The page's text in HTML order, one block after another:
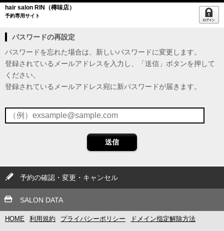
hair salon RIN（樽味店）
予約専用サイト
パスワードの再設定
パスワードを忘れた場合は、新しいパスワードに変更します。
登録されているメールアドレスを入力し、「送信」ボタンを押して
ください。
登録されているメールアドレス宛に新パスワードが届きます。
送信
予約の確認・変更・キャンセル
SALON DATA
HOME 利用規約 プライバシーポリシー ドメイン指定解除方法